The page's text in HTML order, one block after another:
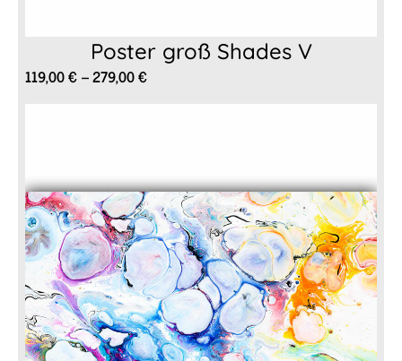
Poster groß Shades V
119,00€–279,00€